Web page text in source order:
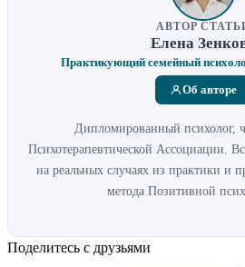
АВТОР
Елена
Практикующий семейный
Об авторе
Дипломированный психолог,
Психотерапевтической Ассоциации.
на реальных случаях из практики и
метода Позитивной
Поделитесь с друзьями